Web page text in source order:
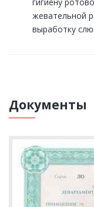
жевательной
выработку
Документы